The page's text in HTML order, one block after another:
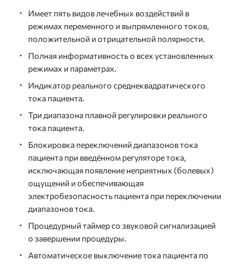
Имеет пять видов лечебных воздействий в
режимах переменного и выпрямленного токов,
положительной и отрицательной полярности.
Полная информативность о всех установленных
режимах и параметрах.
Индикатор реального среднеквадратического
тока пациента.
Три диапазона плавной регулировки реального
тока пациента.
Блокировка переключений диапазонов тока
пациента при введённом регуляторе тока,
исключающая появление неприятных (болевых)
ощущений и обеспечивающая
электробезопасность пациента при переключении
диапазонов тока.
Процедурный таймер со звуковой сигнализацией
о завершении процедуры.
Автоматическое выключение тока пациента по